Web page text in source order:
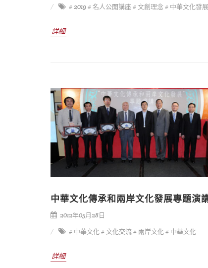
# 2019# 名人公開講座# 文創理念 # 中華文化發展
詳細
中華文化傳承和兩岸文化發展專題演
2012年05月28日
# 中華文化# 文化交流# 兩岸文化# 中華文化
詳細